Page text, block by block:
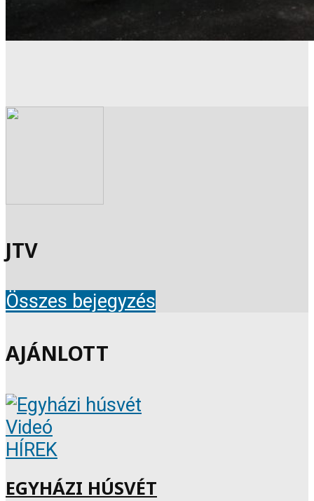
JTV
Összes bejegyzés
AJÁNLOTT
Videó
HÍREK
EGYHÁZI HÚSVÉT